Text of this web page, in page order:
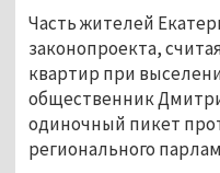
Часть жителей
законопроекта,
квартир при
общественник
одиночный пикет
регионального